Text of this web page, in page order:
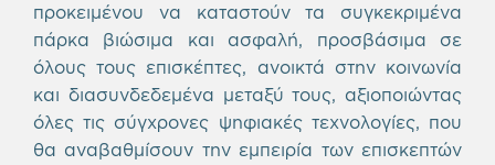
προκειμένου να καταστούν τα συγκεκριμένα
πάρκα βιώσιμα και ασφαλή, προσβάσιμα σε
όλους τους επισκέπτες, ανοικτά στην κοινωνία
και διασυνδεδεμένα μεταξύ τους, αξιοποιώντας
όλες τις σύγχρονες ψηφιακές τεχνολογίες, που
θα αναβαθμίσουν την εμπειρία των επισκεπτών